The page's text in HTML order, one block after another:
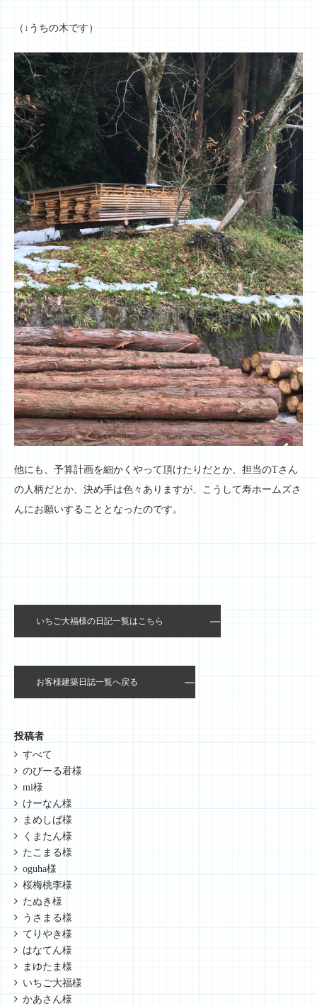
（↓うちの木です）
他にも、予算計画を細かくやって頂けたりだとか、担当のTさん
の人柄だとか、決め手は色々ありますが、こうして寿ホームズさ
んにお願いすることとなったのです。
いちご大福様の日記一覧はこちら
お客様建築日誌一覧へ戻る
投稿者
すべて
のびーる君様
mi様
けーなん様
まめしば様
くまたん様
たこまる様
oguha様
桜梅桃李様
たぬき様
うさまる様
てりやき様
はなてん様
まゆたま様
いちご大福様
かあさん様